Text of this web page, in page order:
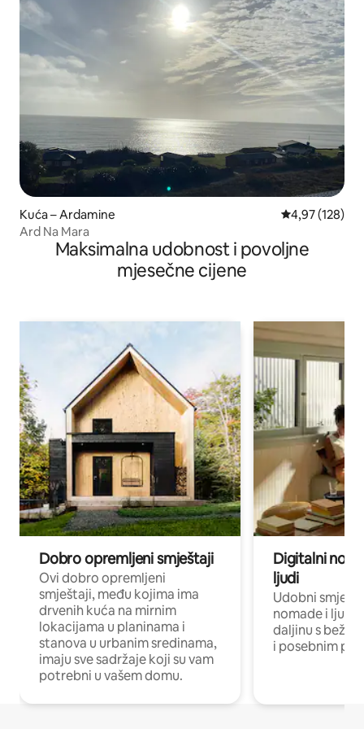
Kuća – Ardamine Prosječna
4,97 (128)
Ard Na Mara
Maksimalna udobnost i povoljne
mjesečne cijene
Dobro opremljeni smještaji
Ovi dobro opremljeni
smještaji, među kojima ima
drvenih kuća na mirnim
lokacijama u planinama i
stanova u urbanim sredinama,
imaju sve sadržaje koji su vam
potrebni u vašem domu.
Digitalni
ljudi
Udobni
nomade i ljude
daljinu s
i posebnim